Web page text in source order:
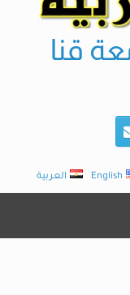
قنا
العربية English